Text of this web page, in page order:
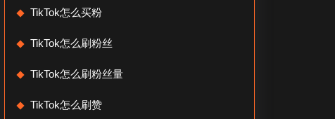
TikTok怎么买粉
TikTok怎么刷粉丝
TikTok怎么刷粉丝量
TikTok怎么刷赞